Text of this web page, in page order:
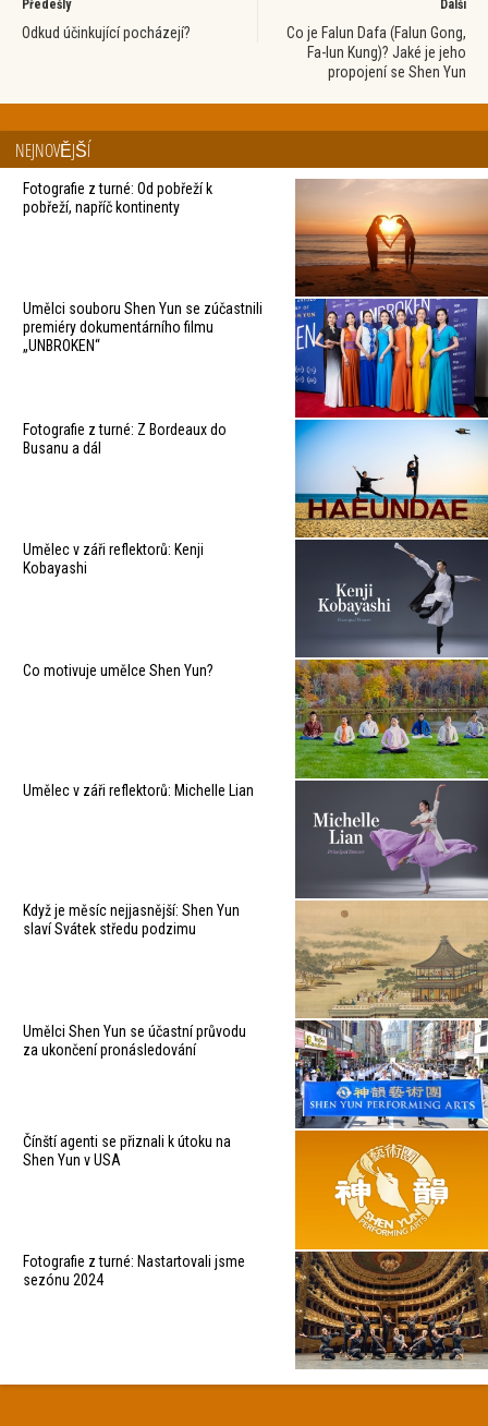
Předešlý
Odkud účinkující pocházejí?
Další
Co je Falun Dafa (Falun Gong,
Fa-lun Kung)? Jaké je jeho
propojení se Shen Yun
NEJNOVĚJŠÍ
Fotografie z turné: Od pobřeží k
pobřeží, napříč kontinenty
Umělci souboru Shen Yun se zúčastnili
premiéry dokumentárního filmu
„UNBROKEN“
Fotografie z turné: Z Bordeaux do
Busanu a dál
Umělec v záři reflektorů: Kenji
Kobayashi
Co motivuje umělce Shen Yun?
Umělec v záři reflektorů: Michelle Lian
Když je měsíc nejjasnější: Shen Yun
slaví Svátek středu podzimu
Umělci Shen Yun se účastní průvodu
za ukončení pronásledování
Čínští agenti se přiznali k útoku na
Shen Yun v USA
Fotografie z turné: Nastartovali jsme
sezónu 2024